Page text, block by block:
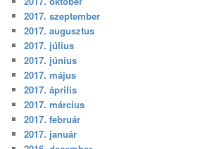
2017. szeptember
2017. augusztus
2017. július
2017. június
2017. május
2017. április
2017. március
2017. február
2017. január